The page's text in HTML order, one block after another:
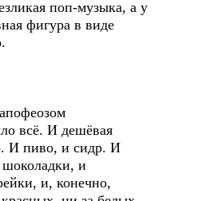
поп-музыка, а у
фигура в виде
всё. И дешёвая
И пиво, и сидр. И
и
и, конечно,